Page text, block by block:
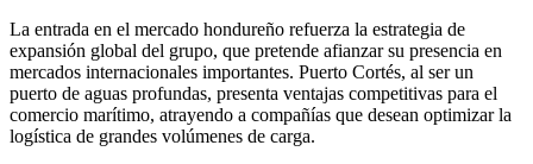
La entrada en el mercado hondureño refuerza la estrategia de
expansión global del grupo, que pretende afianzar su presencia en
mercados internacionales importantes. Puerto Cortés, al ser un
puerto de aguas profundas, presenta ventajas competitivas para el
comercio marítimo, atrayendo a compañías que desean optimizar la
logística de grandes volúmenes de carga.